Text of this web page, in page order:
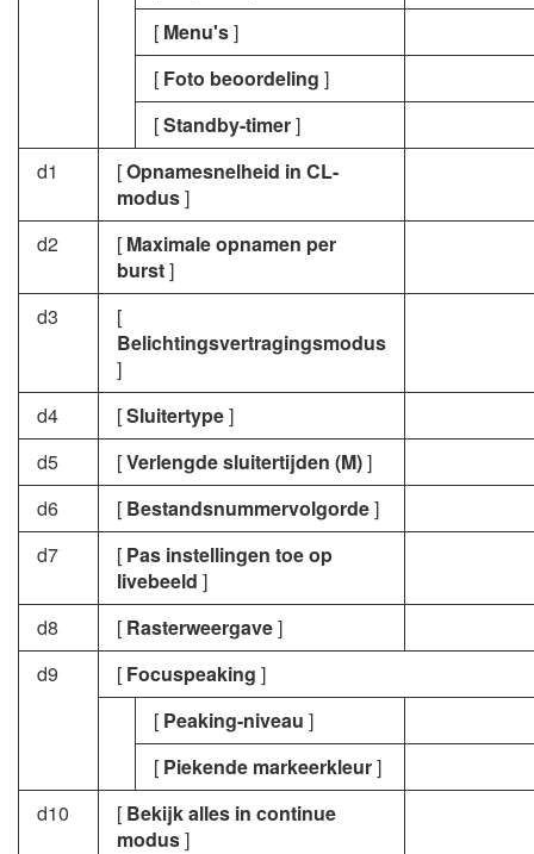
[ Menu's]
[ Foto beoordeling ]
[Standby-timer]
d1
[Opnamesnelheid in CL-
modus]
d2
[ Maximale opnamen per
burst]
d3
[
Belichtingsvertragingsmodus
]
d4
[Sluitertype]
d5
[Verlengde sluitertijden (M)]
d6
[ Bestandsnummervolgorde]
d7
[ Pas instellingen toe op
livebeeld ]
d8
[ Rasterweergave]
d9
[ Focuspeaking ]
[ Peaking-niveau ]
[ Piekende markeerkleur]
d10
[ Bekijk alles in continue
modus]